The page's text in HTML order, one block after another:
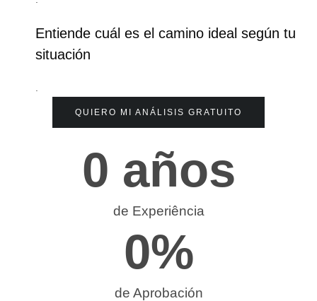
Entiende cuál es el camino ideal según tu
situación
QUIERO MI ANÁLISIS GRATUITO
de Experiência
0 años
de Aprobación
0%